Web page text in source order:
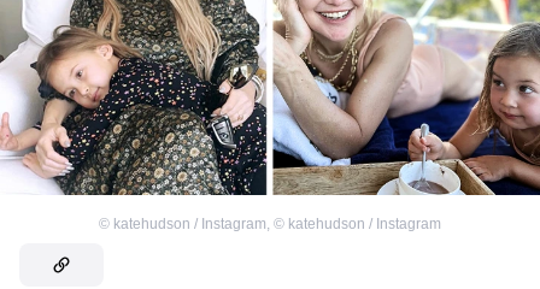
© katehudson / Instagram, © katehudson / Instagram